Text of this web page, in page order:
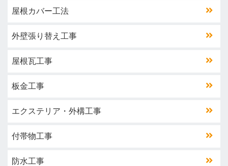
屋根カバー工法
外壁張り替え工事
屋根瓦工事
板金工事
エクステリア・外構工事
付帯物工事
防水工事